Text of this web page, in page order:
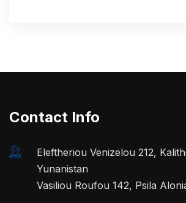
Contact Info
Eleftheriou Venizelou 212,
Yunanistan
Vasiliou Roufou 142, Psila